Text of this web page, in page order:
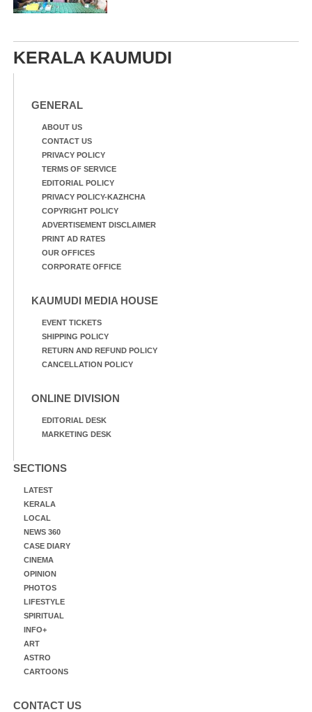
KERALA KAUMUDI
GENERAL
ABOUT US
CONTACT US
PRIVACY POLICY
TERMS OF SERVICE
EDITORIAL POLICY
PRIVACY POLICY-KAZHCHA
COPYRIGHT POLICY
ADVERTISEMENT DISCLAIMER
PRINT AD RATES
OUR OFFICES
CORPORATE OFFICE
KAUMUDI MEDIA HOUSE
EVENT TICKETS
SHIPPING POLICY
RETURN AND REFUND POLICY
CANCELLATION POLICY
ONLINE DIVISION
EDITORIAL DESK
MARKETING DESK
SECTIONS
LATEST
KERALA
LOCAL
NEWS 360
CASE DIARY
CINEMA
OPINION
PHOTOS
LIFESTYLE
SPIRITUAL
INFO+
ART
ASTRO
CARTOONS
CONTACT US